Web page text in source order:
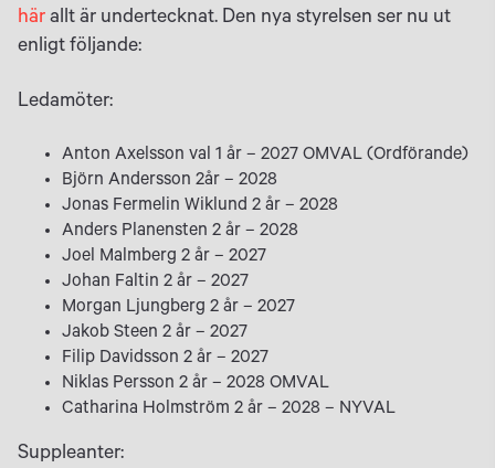
här allt är undertecknat. Den nya styrelsen ser nu ut
enligt följande:
Ledamöter:
Anton Axelsson val 1 år – 2027 OMVAL (Ordförande)
Björn Andersson 2år – 2028
Jonas Fermelin Wiklund 2 år – 2028
Anders Planensten 2 år – 2028
Joel Malmberg 2 år – 2027
Johan Faltin 2 år – 2027
Morgan Ljungberg 2 år – 2027
Jakob Steen 2 år – 2027
Filip Davidsson 2 år – 2027
Niklas Persson 2 år – 2028 OMVAL
Catharina Holmström 2 år – 2028 – NYVAL
Suppleanter: